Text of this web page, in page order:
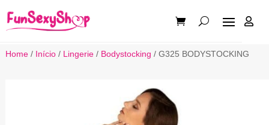

Home/ Início/ Lingerie/ Bodystocking / G325 BODYSTOCKING